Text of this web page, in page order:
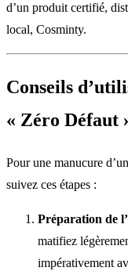
d’un produit certifié,
local, Cosminty.
Conseils
« Zéro Défaut
Pour une manucure
suivez ces étapes :
Préparation de
matifiez
impérativement